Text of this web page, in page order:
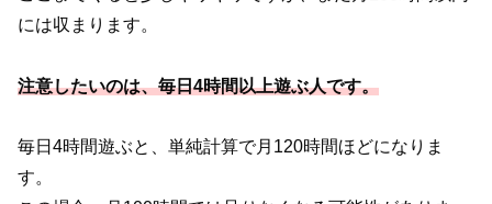
には収まります。
注意したいのは、毎日4時間以上遊ぶ人です。
毎日4時間遊ぶと、単純計算で月120時間ほどになりま
す。